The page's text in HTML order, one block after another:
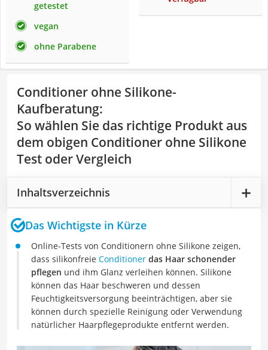
getestet
vegan
ohne Parabene
Conditioner ohne Silikone-
Kaufberatung:
So wählen Sie das richtige Produkt aus
dem obigen Conditioner ohne Silikone
Test oder Vergleich
Inhaltsverzeichnis
Das Wichtigste in Kürze
Online-Tests von Conditionern ohne Silikone zeigen,
dass silikonfreie Conditioner das Haar schonender
pflegen und ihm Glanz verleihen können. Silikone
können das Haar beschweren und dessen
Feuchtigkeitsversorgung beeinträchtigen, aber sie
können durch spezielle Reinigung oder Verwendung
natürlicher Haarpflegeprodukte entfernt werden.